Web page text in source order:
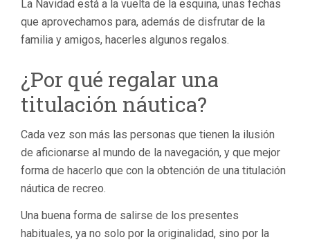
La Navidad está a la vuelta de la esquina, unas fechas
que aprovechamos para, además de disfrutar de la
familia y amigos, hacerles algunos regalos.
¿Por qué regalar una
titulación náutica?
Cada vez son más las personas que tienen la ilusión
de aficionarse al mundo de la navegación, y que mejor
forma de hacerlo que con la obtención de una titulación
náutica de recreo.
Una buena forma de salirse de los presentes
habituales, ya no solo por la originalidad, sino por la